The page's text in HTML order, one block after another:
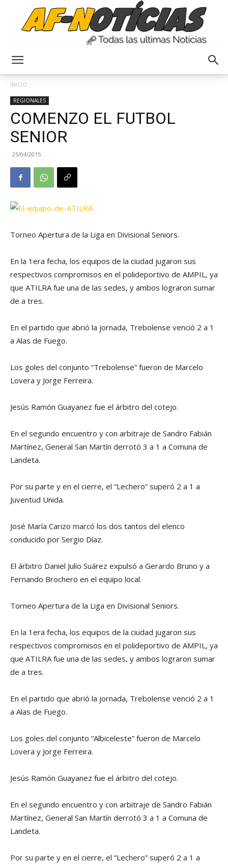
INICIO
REGIONALES
COMENZO EL FUTBOL
SENIOR
25/04/2015
Torneo Apertura de la Liga en Divisional Seniors.
En la 1era fecha, los equipos de la ciudad jugaron sus
respectivos compromisos en el polideportivo de AMPIL, ya
que ATILRA fue una de las sedes, y ambos lograron sumar
de a tres.
En el partido que abrió la jornada, Trebolense venció 2 a 1
a Alas de Fuego.
Los goles del conjunto “Trebolense” fueron de Marcelo
Lovera y Jorge Ferreira.
Jesús Ramón Guayanez fue el árbitro del cotejo.
En el segundo encuentro y con arbitraje de Sandro Fabián
Martínez, General San Martín derrotó 3 a 1 a Comuna de
Landeta.
Por su parte y en el cierre, el “Lechero” superó 2 a 1 a
Juventud Unida.
José María Carizo marcó los dos tantos del elenco
conducido por Sergio Díaz.
El árbitro Daniel Julio Suárez expulsó a Gerardo Bruno y a
Fernando Brochero en el equipo local.
Torneo Apertura de la Liga en Divisional Seniors.
En la 1era fecha, los equipos de la ciudad jugaron sus
respectivos compromisos en el polideportivo de AMPIL, ya
que ATILRA fue una de las sedes, y ambos lograron sumar
de a tres.
En el partido que abrió la jornada, Trebolense venció 2 a 1
a Alas de Fuego.
Los goles del conjunto “Albiceleste” fueron de Marcelo
Lovera y Jorge Ferreira.
Jesús Ramón Guayanez fue el árbitro del cotejo.
En el segundo encuentro y con arbitraje de Sandro Fabián
Martínez, General San Martín derrotó 3 a 1 a Comuna de
Landeta.
Por su parte y en el cierre, el “Lechero” superó 2 a 1 a